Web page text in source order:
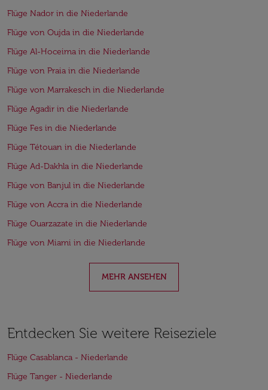
Flüge Nador in die Niederlande
Flüge von Oujda in die Niederlande
Flüge Al-Hoceima in die Niederlande
Flüge von Praia in die Niederlande
Flüge von Marrakesch in die Niederlande
Flüge Agadir in die Niederlande
Flüge Fes in die Niederlande
Flüge Tétouan in die Niederlande
Flüge Ad-Dakhla in die Niederlande
Flüge von Banjul in die Niederlande
Flüge von Accra in die Niederlande
Flüge Ouarzazate in die Niederlande
Flüge von Miami in die Niederlande
MEHR ANSEHEN
Entdecken Sie weitere Reiseziele
Flüge Casablanca - Niederlande
Flüge Tanger - Niederlande